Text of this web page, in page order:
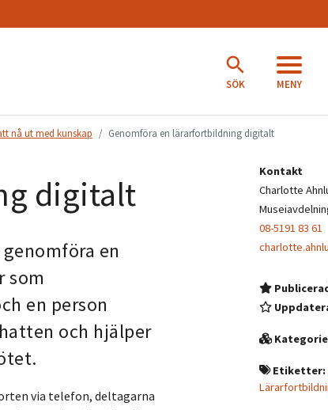
SÖK MENY
nå ut med kunskap Genomföra en lärarfortbildning digitalt
digitalt
en
som
en person
och hjälper
via telefon, deltagarna
Kontakt
Charlotte
08-5191 83 61
Etiketter: